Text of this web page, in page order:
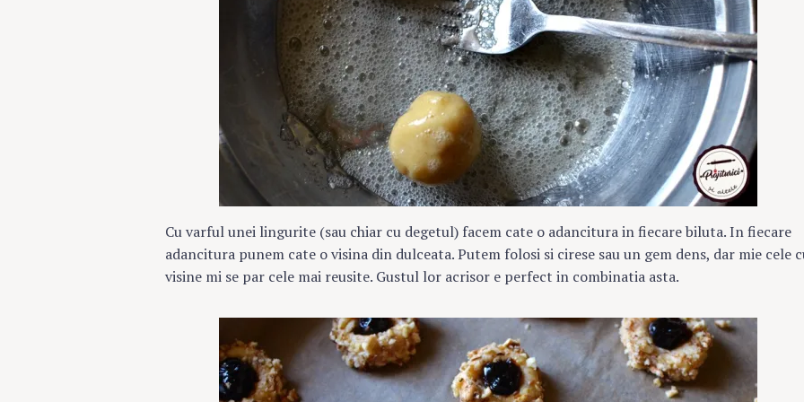
Cu varful unei lingurite (sau chiar cu degetul) facem cate o adancitura in fiecare biluta. In fiecare
adancitura punem cate o visina din dulceata. Putem folosi si cirese sau un gem dens, dar mie cele
visine mi se par cele mai reusite. Gustul lor acrisor e perfect in combinatia asta.